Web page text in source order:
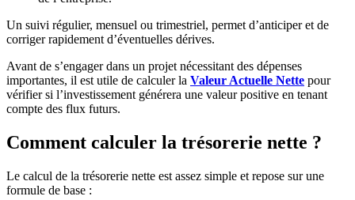
Un suivi régulier, mensuel ou trimestriel, permet d’anticiper et de
corriger rapidement d’éventuelles dérives.
Avant de s’engager dans un projet nécessitant des dépenses
importantes, il est utile de calculer la Valeur Actuelle Nette pour
vérifier si l’investissement générera une valeur positive en tenant
compte des flux futurs.
Comment calculer la trésorerie nette ?
Le calcul de la trésorerie nette est assez simple et repose sur une
formule de base :